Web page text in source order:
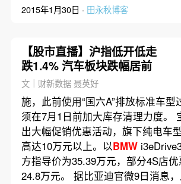
2015年1月30日 · 田永秋博客
【股市直播】沪指低开低走
跌1.4% 汽车板块跌幅居前
文｜财新数据 聂英好
施，此前使用“国六A”排放标准车型
须在7月1日前加大库存清理力度。
出大幅促销优惠活动，旗下纯电车型
高达10万元以上。以BMW
方指导价为35.39万元，部分4S店
24.8万元。 据比亚迪官微9日消息